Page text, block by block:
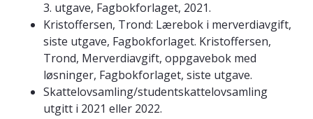
3. utgave, Fagbokforlaget, 2021.
Kristoffersen, Trond: Lærebok i merverdiavgift,
siste utgave, Fagbokforlaget. Kristoffersen,
Trond, Merverdiavgift, oppgavebok med
løsninger, Fagbokforlaget, siste utgave.
Skattelovsamling/studentskattelovsamling
utgitt i 2021 eller 2022.